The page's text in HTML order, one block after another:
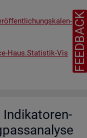
Haus.​Statistik-​Vis​
In­di­ka­to­ren­
FEEDBACK